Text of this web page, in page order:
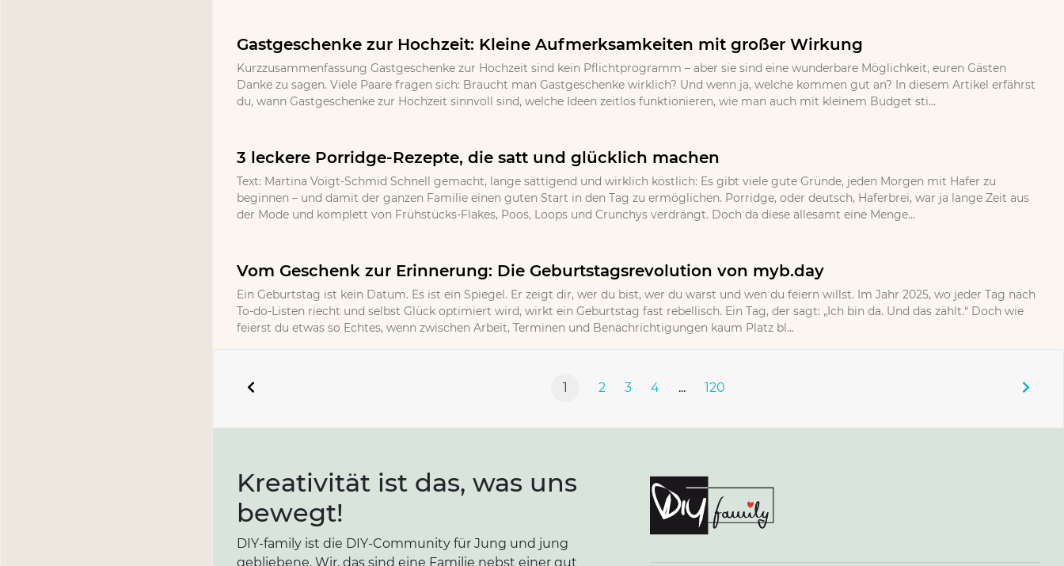
Gastgeschenke zur Hochzeit: Kleine Aufmerksamkeiten mit großer Wirkung
Kurzzusammenfassung Gastgeschenke zur Hochzeit sind kein Pflichtprogramm – aber sie sind eine wunderbare Möglichkeit, euren Gästen
Danke zu sagen. Viele Paare fragen sich: Braucht man Gastgeschenke wirklich? Und wenn ja, welche kommen gut an? In diesem Artikel erfährst
du, wann Gastgeschenke zur Hochzeit sinnvoll sind, welche Ideen zeitlos funktionieren, wie man auch mit kleinem Budget sti...
3 leckere Porridge-Rezepte, die satt und glücklich machen
Text: Martina Voigt-Schmid Schnell gemacht, lange sättigend und wirklich köstlich: Es gibt viele gute Gründe, jeden Morgen mit Hafer zu
beginnen – und damit der ganzen Familie einen guten Start in den Tag zu ermöglichen. Porridge, oder deutsch, Haferbrei, war ja lange Zeit aus
der Mode und komplett von Frühstücks-Flakes, Poos, Loops und Crunchys verdrängt. Doch da diese allesamt eine Menge...
Vom Geschenk zur Erinnerung: Die Geburtstagsrevolution von myb.day
Ein Geburtstag ist kein Datum. Es ist ein Spiegel. Er zeigt dir, wer du bist, wer du warst und wen du feiern willst. Im Jahr 2025, wo jeder Tag nach
To-do-Listen riecht und selbst Glück optimiert wird, wirkt ein Geburtstag fast rebellisch. Ein Tag, der sagt: „Ich bin da. Und das zählt.“ Doch wie
feierst du etwas so Echtes, wenn zwischen Arbeit, Terminen und Benachrichtigungen kaum Platz bl...
1 2 3 4 ... 120
Kreativität ist das, was uns
bewegt!
DIY-family ist die DIY-Community für Jung und jung
gebliebene. Wir, das sind eine Familie nebst einer gut